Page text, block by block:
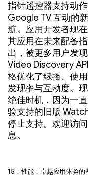
指针遥控器支持动
Google TV 互动的
航。应用开发者现
其应用在未来配备
出，被更多用户发
Video Discovery
格优化了续播、使
发现率与互动度。
绝佳时机，因为一
验支持的旧版
停止支持。欢迎访
息。
15：性能：卓越应用体验的